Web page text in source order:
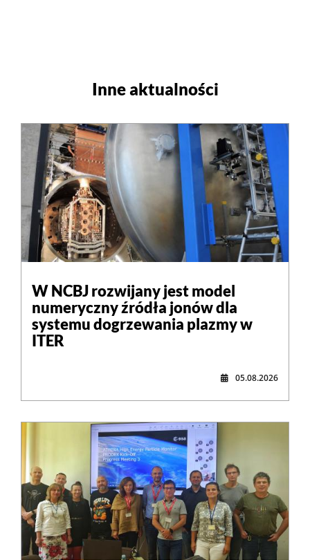
Inne aktualności
W NCBJ rozwijany jest model
numeryczny źródła jonów dla
systemu dogrzewania plazmy w
ITER
05.08.2026